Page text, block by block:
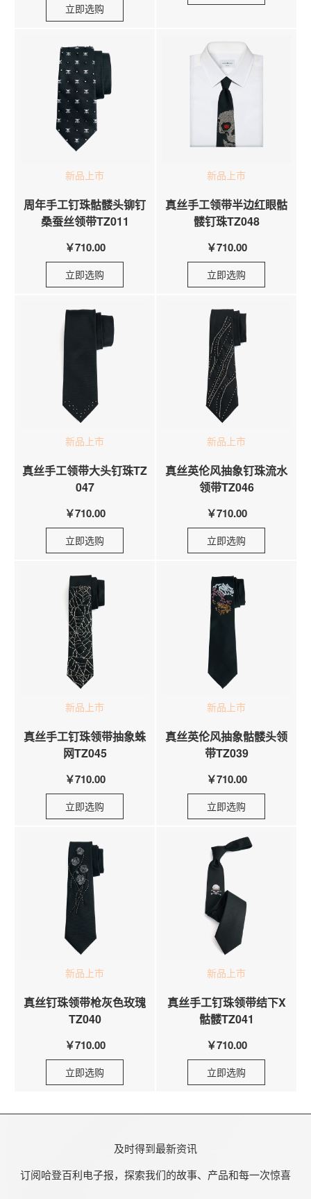
立即选购
新品上市
周年手工钉珠骷髅头铆钉
桑蚕丝领带TZ011
￥710.00
立即选购
新品上市
真丝手工领带半边红眼骷
髅钉珠TZ048
￥710.00
立即选购
新品上市
真丝手工领带大头钉珠TZ
047
￥710.00
立即选购
新品上市
真丝英伦风抽象钉珠流水
领带TZ046
￥710.00
立即选购
新品上市
真丝手工钉珠领带抽象蛛
网TZ045
￥710.00
立即选购
新品上市
真丝英伦风抽象骷髅头领
带TZ039
￥710.00
立即选购
新品上市
真丝钉珠领带枪灰色玫瑰
TZ040
￥710.00
立即选购
新品上市
真丝手工钉珠领带结下X
骷髅TZ041
￥710.00
立即选购
及时得到最新资讯
订阅哈登百利电子报，探索我们的故事、产品和每一次惊喜